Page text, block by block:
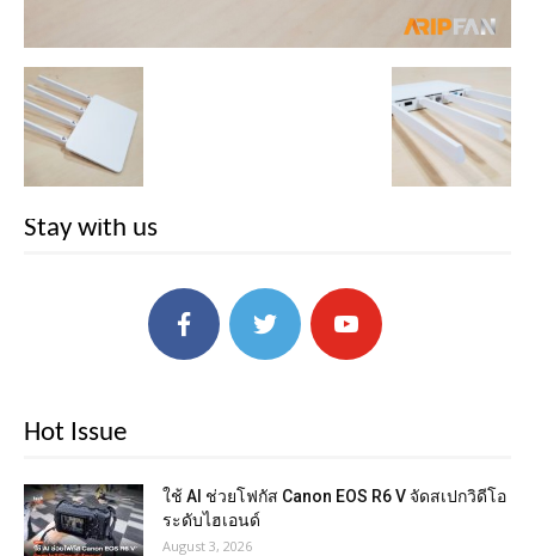
Stay with us
Hot Issue
ใช้ AI ช่วยโฟกัส Canon EOS R6 V จัดสเปกวิดีโอ
ระดับไฮเอนด์
August 3, 2026